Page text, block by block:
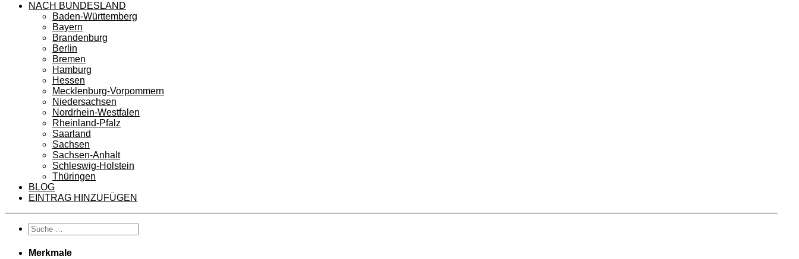
NACH BUNDESLAND
Baden-Württemberg
Bayern
Brandenburg
Berlin
Bremen
Hamburg
Hessen
Mecklenburg-Vorpommern
Niedersachsen
Nordrhein-Westfalen
Rheinland-Pfalz
Saarland
Sachsen
Sachsen-Anhalt
Schleswig-Holstein
Thüringen
BLOG
EINTRAG HINZUFÜGEN
Merkmale